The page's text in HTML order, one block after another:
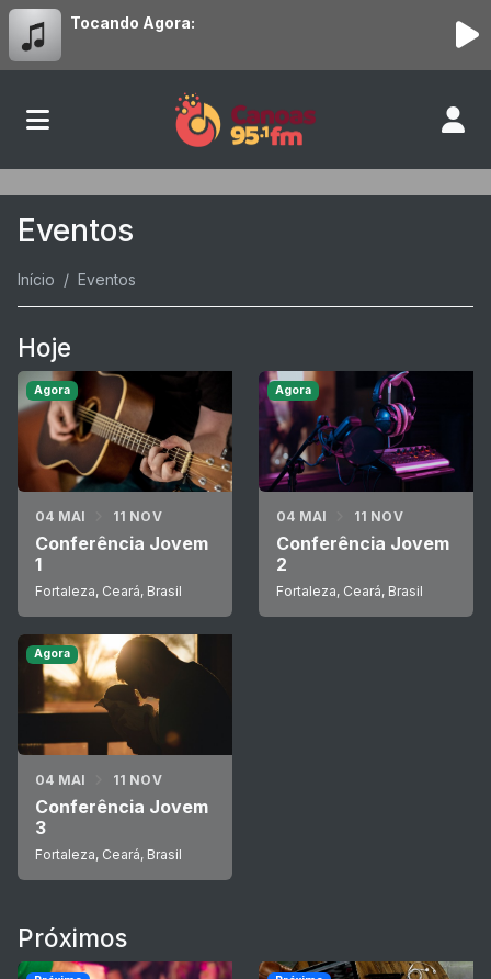
Tocando Agora:
Eventos
Início Eventos
Hoje
04 MAI 11 NOV
Conferência Jovem
1
Fortaleza, Ceará, Brasil
Agora
04 MAI 11 NOV
Conferência Jovem
2
Fortaleza, Ceará, Brasil
Agora
04 MAI 11 NOV
Conferência Jovem
3
Fortaleza, Ceará, Brasil
Agora
Próximos